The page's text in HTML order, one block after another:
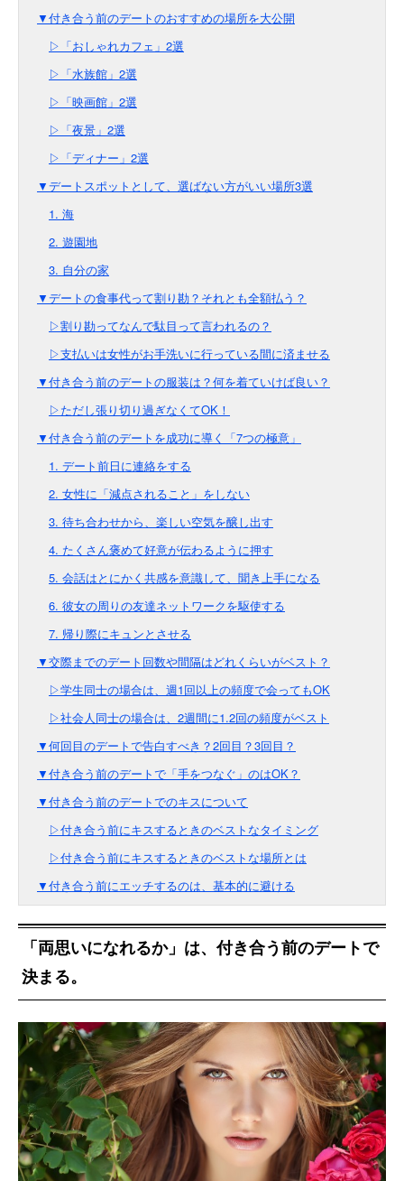
▼付き合う前のデートのおすすめの場所を大公開
▷「おしゃれカフェ」2選
▷「水族館」2選
▷「映画館」2選
▷「夜景」2選
▷「ディナー」2選
▼デートスポットとして、選ばない方がいい場所3選
1. 海
2. 遊園地
3. 自分の家
▼デートの食事代って割り勘？それとも全額払う？
▷割り勘ってなんで駄目って言われるの？
▷支払いは女性がお手洗いに行っている間に済ませる
▼付き合う前のデートの服装は？何を着ていけば良い？
▷ただし張り切り過ぎなくてOK！
▼付き合う前のデートを成功に導く「7つの極意」
1. デート前日に連絡をする
2. 女性に「減点されること」をしない
3. 待ち合わせから、楽しい空気を醸し出す
4. たくさん褒めて好意が伝わるように押す
5. 会話はとにかく共感を意識して、聞き上手になる
6. 彼女の周りの友達ネットワークを駆使する
7. 帰り際にキュンとさせる
▼交際までのデート回数や間隔はどれくらいがベスト？
▷学生同士の場合は、週1回以上の頻度で会ってもOK
▷社会人同士の場合は、2週間に1.2回の頻度がベスト
▼何回目のデートで告白すべき？2回目？3回目？
▼付き合う前のデートで「手をつなぐ」のはOK？
▼付き合う前のデートでのキスについて
▷付き合う前にキスするときのベストなタイミング
▷付き合う前にキスするときのベストな場所とは
▼付き合う前にエッチするのは、基本的に避ける
「両思いになれるか」は、付き合う前のデートで
決まる。